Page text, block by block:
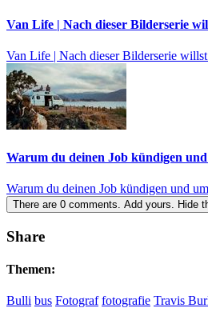
Van Life | Nach dieser Bilderserie
Van Life | Nach dieser Bilderserie
Warum du deinen Job kündigen
Warum du deinen Job kündigen und
There are 0 comments. Add yours. Hide
Share
Themen:
Bulli bus Fotograf fotografie Travis